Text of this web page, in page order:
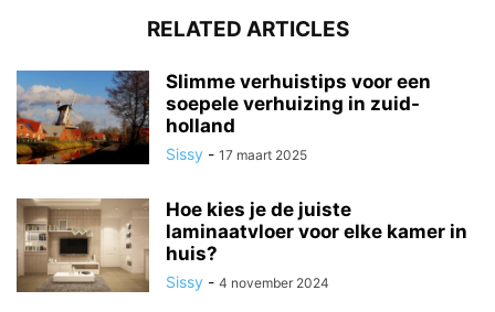
RELATED ARTICLES
Slimme verhuistips voor een
soepele verhuizing in zuid-
holland
Sissy - 17 maart 2025
Hoe kies je de juiste
laminaatvloer voor elke kamer in
huis?
Sissy - 4 november 2024